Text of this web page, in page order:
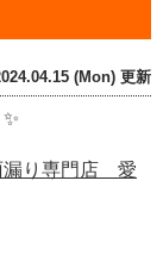
(Mon) 更新
漏り専門店 愛